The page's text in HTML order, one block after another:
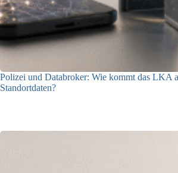
Polizei und Databroker: Wie kommt das LKA
Standortdaten?